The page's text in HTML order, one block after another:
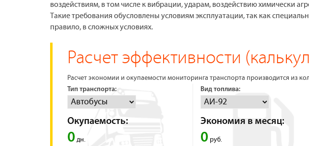
воздействиям, в том числе к вибрации, ударам, воздействию химически
Такие требования обусловлены условиям эксплуатации, так как
правило, в сложных условиях.
Расчет эффективности
Расчет экономии и окупаемости мониторинга транспорта производится из
Тип транспорта:
Окупаемость:
0 дн.
Вид топлива:
Экономия в месяц:
0 руб.